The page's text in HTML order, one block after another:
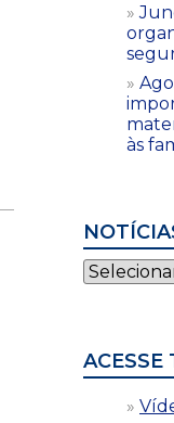
às
Notícias
por
ACESSE